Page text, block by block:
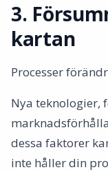
3.
kartan
Processer
Nya teknologier,
dessa faktorer
inte håller din